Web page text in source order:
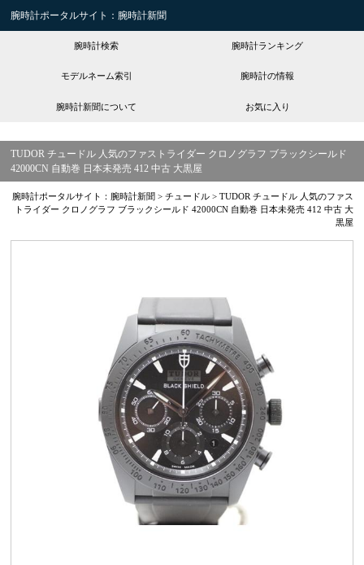
腕時計ポータルサイト：腕時計新聞
腕時計検索 腕時計ランキング
モデルネーム索引 腕時計の情報
腕時計新聞について お気に入り
TUDOR チュードル 人気のファストライダー クロノグラフ ブラックシールド
42000CN 自動巻 日本未発売 412 中古 大黒屋
腕時計ポータルサイト：腕時計新聞 > チュードル> TUDOR チュードル 人気のファス
トライダー クロノグラフ ブラックシールド 42000CN 自動巻 日本未発売 412 中古 大
黒屋